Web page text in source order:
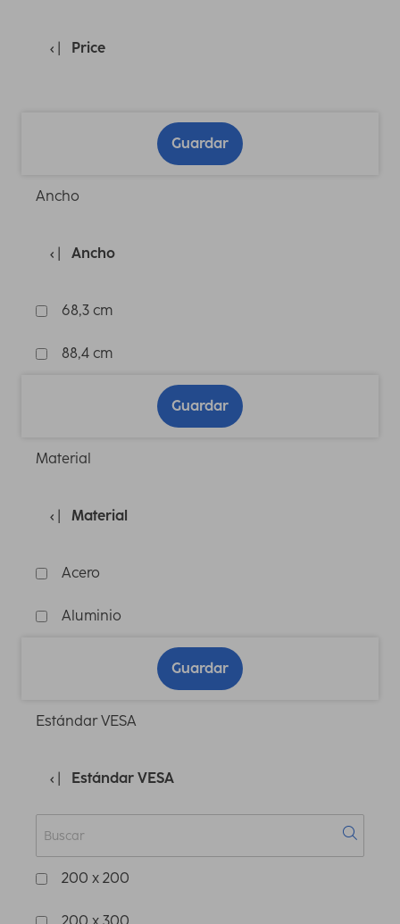
Price
Guardar
Ancho
Ancho
68,3 cm
88,4 cm
Guardar
Material
Material
Acero
Aluminio
Guardar
Estándar VESA
Estándar VESA
200 x 200